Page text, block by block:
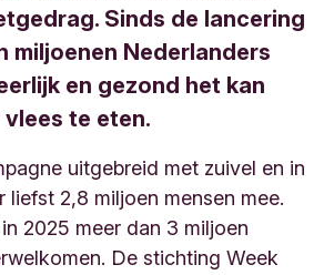
Sinds de lancering
miljoenen Nederlanders
en gezond het kan
vlees te eten.
uitgebreid met zuivel en in
liefst 2,8 miljoen mensen mee.
2025 meer dan 3 miljoen
De stichting Week